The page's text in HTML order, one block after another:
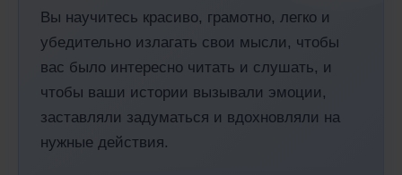
Вы научитесь красиво, грамотно, легко и
убедительно излагать свои мысли, чтобы
вас было интересно читать и слушать, и
чтобы ваши истории вызывали эмоции,
заставляли задуматься и вдохновляли на
нужные действия.